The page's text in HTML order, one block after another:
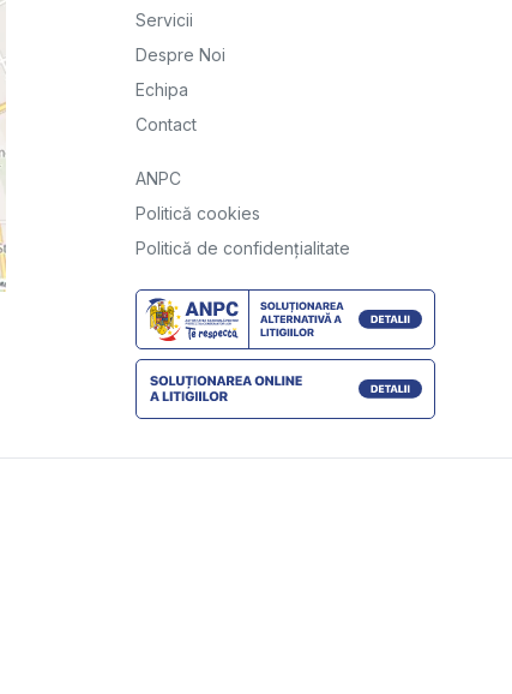
Servicii
Despre Noi
Echipa
Contact
ANPC
Politică cookies
Politică de confidențialitate